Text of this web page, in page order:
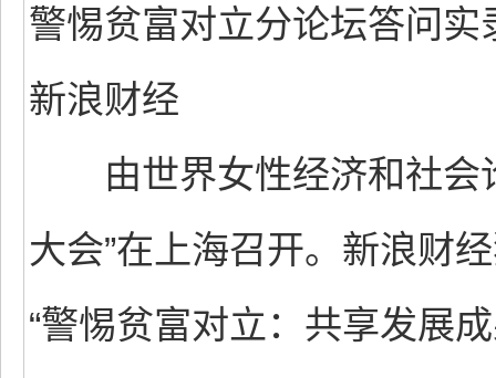
警惕贫富对立分论坛答问实
新浪财经
由世界女性经济和社会
大会”在上海召开。新浪财
“警惕贫富对立：共享发展